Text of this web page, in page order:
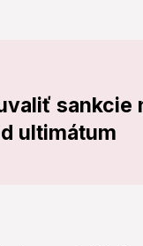
sankcie
ultimátum